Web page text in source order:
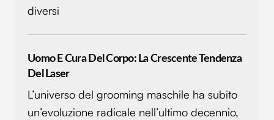
raccolto dal tuo utilizzo dei loro servizi.
diversi
Uomo E Cura Del Corpo: La Crescente Tendenza
Del Laser
L’universo del grooming maschile ha subito
un’evoluzione radicale nell’ultimo decennio,